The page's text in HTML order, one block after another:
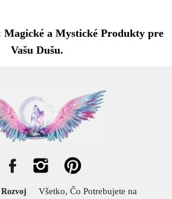
Magické a Mystické Produkty pre
Vašu Dušu.
Rozvoj
Všetko, Čo Potrebujete na